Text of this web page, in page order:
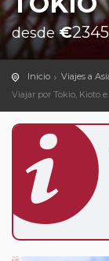
desde€2345
Inicio Viajes a
Viajar por Tokio, Kioto